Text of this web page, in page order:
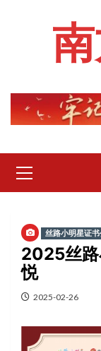
Menu
丝路小明星证
2025丝路
悦
2025-02-26